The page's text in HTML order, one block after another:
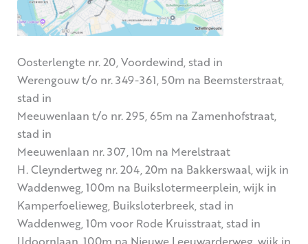
Oosterlengte nr. 20, Voordewind, stad in
Werengouw t/o nr. 349-361, 50m na Beemsterstraat,
stad in
Meeuwenlaan t/o nr. 295, 65m na Zamenhofstraat,
stad in
Meeuwenlaan nr. 307, 10m na Merelstraat
H. Cleyndertweg nr. 204, 20m na Bakkerswaal, wijk in
Waddenweg, 100m na Buikslotermeerplein, wijk in
Kamperfoelieweg, Buiksloterbreek, stad in
Waddenweg, 10m voor Rode Kruisstraat, stad in